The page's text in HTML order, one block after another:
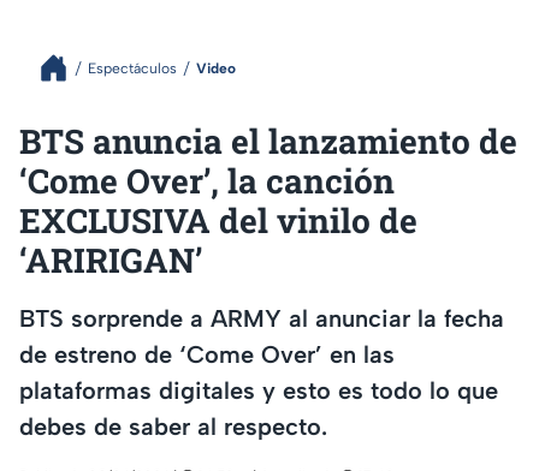
Espectáculos Video
BTS anuncia el lanzamiento de
‘Come Over’, la canción
EXCLUSIVA del vinilo de
‘ARIRIGAN’
BTS sorprende a ARMY al anunciar la fecha
de estreno de ‘Come Over’ en las
plataformas digitales y esto es todo lo que
debes de saber al respecto.